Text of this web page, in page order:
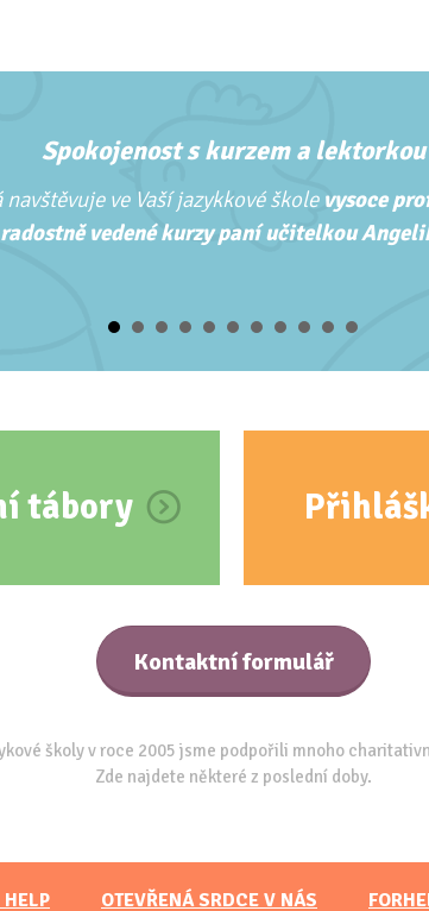
Spokojenost s kurzem a lektorkou
ve Vaší jazykkové škole vysoce
vedené kurzy paní učitelkou
tábory
Kontaktní formulář
školy v roce 2005 jsme podpořili mnoho
Zde najdete některé z poslední doby.
HELP OTEVŘENÁ SRDCE V NÁS